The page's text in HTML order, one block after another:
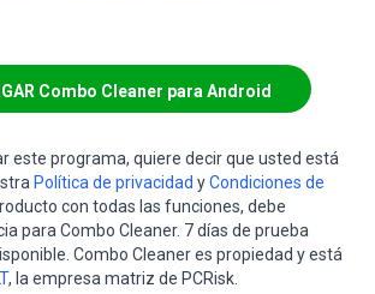
Combo Cleaner para Android
este programa, quiere decir que usted está
Política de privacidad yCondiciones de
con todas las funciones, debe
para Combo Cleaner. 7 días de prueba
Combo Cleaner es propiedad y está
, la empresa matriz de PCRisk.